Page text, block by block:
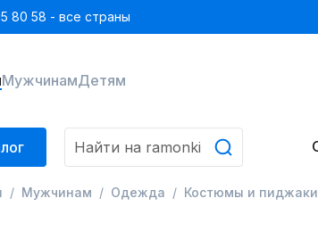
80 58 - все страны
МужчинамДетям
Мужчинам Одежда Костюмы и пиджаки